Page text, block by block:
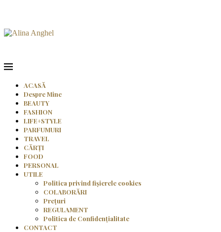
ACASĂ
Despre Mine
BEAUTY
FASHION
LIFE+STYLE
PARFUMURI
TRAVEL
CĂRȚI
FOOD
PERSONAL
UTILE
Politica privind fișierele cookies
COLABORĂRI
Prețuri
REGULAMENT
Politica de Confidențialitate
CONTACT